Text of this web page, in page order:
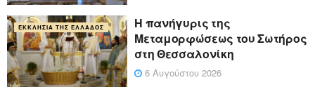
ΕΚΚΛΗΣΊΑ ΤΗΣ ΕΛΛΆΔΟΣ
Η πανήγυρις της
Μεταμορφώσεως του Σωτήρος
στη Θεσσαλονίκη
6 Αυγούστου 2026